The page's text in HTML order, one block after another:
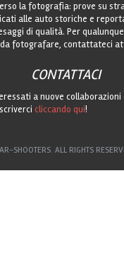
la fotografia: prove su
alle auto storiche e
di qualità. Per
fotografare, contattateci
CONTATTACI
a nuove collaborazioni
cliccando qui!
SHOOTERS. ALL RIGHTS